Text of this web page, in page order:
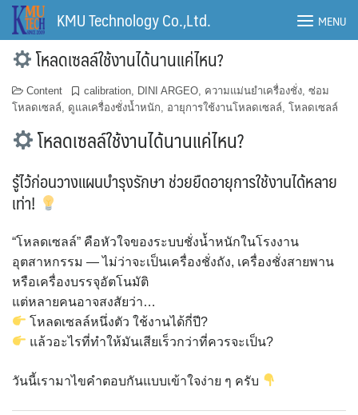
Skip
content
KMU Technology Co.,Ltd. MENU
โหลดเซลล์ใช้งานได้นานแค่ไหน?
Content calibration, DINI ARGEO, ความแม่นยำเครื่องชั่ง, ซ่อม
โหลดเซลล์, ดูแลเครื่องชั่งน้ำหนัก, อายุการใช้งานโหลดเซลล์, โหลดเซลล์
โหลดเซลล์ใช้งานได้นานแค่ไหน?
รู้ไว้ก่อนวางแผนบำรุงรักษา ช่วยยืดอายุการใช้งานได้หลาย
เท่า!
“โหลดเซลล์” คือหัวใจของระบบชั่งน้ำหนักในโรงงาน
อุตสาหกรรม — ไม่ว่าจะเป็นเครื่องชั่งถัง, เครื่องชั่งสายพาน
หรือเครื่องบรรจุอัตโนมัติ
แต่หลายคนอาจสงสัยว่า…
โหลดเซลล์หนึ่งตัว ใช้งานได้กี่ปี?
แล้วอะไรที่ทำให้มันเสียเร็วกว่าที่ควรจะเป็น?
วันนี้เรามาไขคำตอบกันแบบเข้าใจง่าย ๆ ครับ